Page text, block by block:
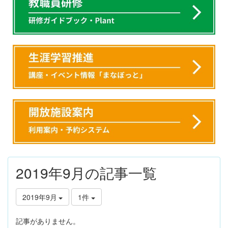
2019年9月の記事一覧
2019年9月 1件
記事がありません。